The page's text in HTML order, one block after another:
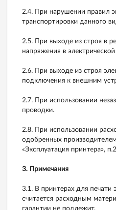
2.4. При нарушении правил
транспортировки данного
2.5. При выходе из строя в
напряжения в электрической
2.6. При выходе из строя
подключения к внешним
2.7. При использовании
проводки.
2.8. При использовании
одобренных
«Эксплуатация принтера»,
3. Примечания
3.1. В принтерах для печати
считается расходным
гарантии не подлежит.